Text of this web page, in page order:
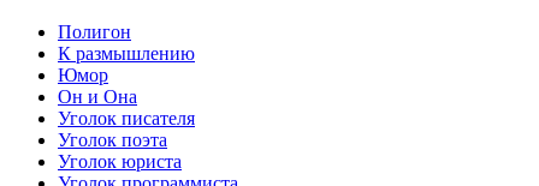
Полигон
К размышлению
Юмор
Он и Она
Уголок писателя
Уголок поэта
Уголок юриста